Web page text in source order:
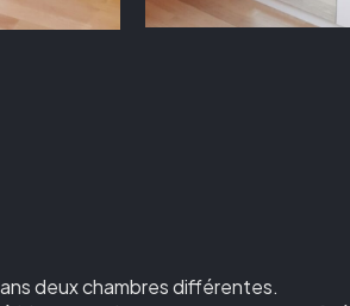
deux chambres différentes.